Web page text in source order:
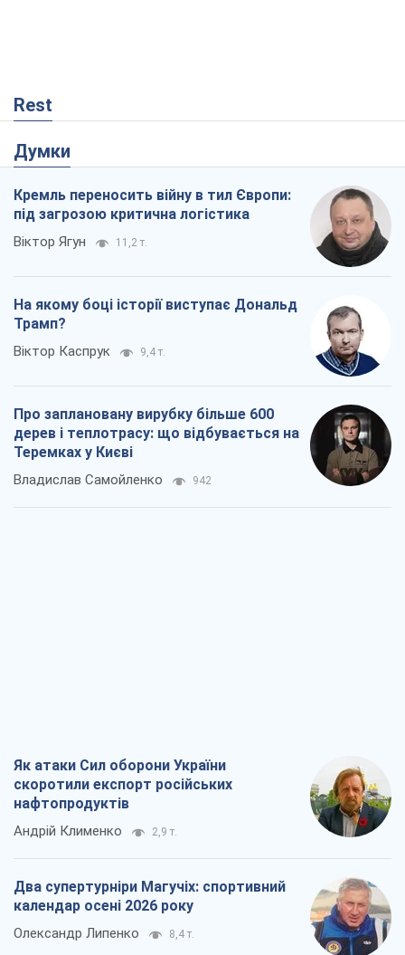
Rest
Думки
Кремль переносить війну в тил Європи:
під загрозою критична логістика
Віктор Ягун 11,2 т.
На якому боці історії виступає Дональд
Трамп?
Віктор Каспрук 9,4 т.
Про заплановану вирубку більше 600
дерев і теплотрасу: що відбувається на
Теремках у Києві
Владислав Самойленко 942
Як атаки Сил оборони України
скоротили експорт російських
нафтопродуктів
Андрій Клименко 2,9 т.
Два супертурніри Магучіх: спортивний
календар осені 2026 року
Олександр Липенко 8,4 т.